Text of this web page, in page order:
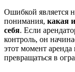
Ошибкой является
понимания, какая
себя. Если
контроль, он
этот момент
превращаться в